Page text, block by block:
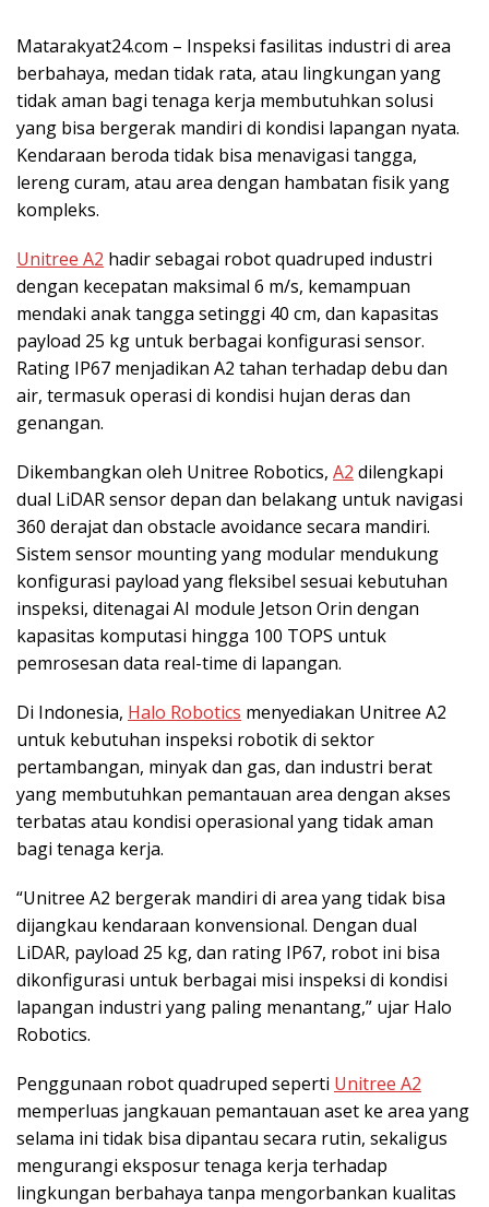
Matarakyat24.com – Inspeksi fasilitas industri di area
berbahaya, medan tidak rata, atau lingkungan yang
tidak aman bagi tenaga kerja membutuhkan solusi
yang bisa bergerak mandiri di kondisi lapangan nyata.
Kendaraan beroda tidak bisa menavigasi tangga,
lereng curam, atau area dengan hambatan fisik yang
kompleks.
Unitree A2 hadir sebagai robot quadruped industri
dengan kecepatan maksimal 6 m/s, kemampuan
mendaki anak tangga setinggi 40 cm, dan kapasitas
payload 25 kg untuk berbagai konfigurasi sensor.
Rating IP67 menjadikan A2 tahan terhadap debu dan
air, termasuk operasi di kondisi hujan deras dan
genangan.
Dikembangkan oleh Unitree Robotics, A2 dilengkapi
dual LiDAR sensor depan dan belakang untuk navigasi
360 derajat dan obstacle avoidance secara mandiri.
Sistem sensor mounting yang modular mendukung
konfigurasi payload yang fleksibel sesuai kebutuhan
inspeksi, ditenagai AI module Jetson Orin dengan
kapasitas komputasi hingga 100 TOPS untuk
pemrosesan data real-time di lapangan.
Di Indonesia, Halo Robotics menyediakan Unitree A2
untuk kebutuhan inspeksi robotik di sektor
pertambangan, minyak dan gas, dan industri berat
yang membutuhkan pemantauan area dengan akses
terbatas atau kondisi operasional yang tidak aman
bagi tenaga kerja.
“Unitree A2 bergerak mandiri di area yang tidak bisa
dijangkau kendaraan konvensional. Dengan dual
LiDAR, payload 25 kg, dan rating IP67, robot ini bisa
dikonfigurasi untuk berbagai misi inspeksi di kondisi
lapangan industri yang paling menantang,” ujar Halo
Robotics.
Penggunaan robot quadruped seperti Unitree A2
memperluas jangkauan pemantauan aset ke area yang
selama ini tidak bisa dipantau secara rutin, sekaligus
mengurangi eksposur tenaga kerja terhadap
lingkungan berbahaya tanpa mengorbankan kualitas